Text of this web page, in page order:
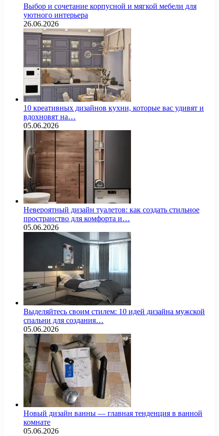
Выбор и сочетание корпусной и мягкой мебели для
уютного интерьера
26.06.2026
10 креативных дизайнов кухни, которые вас удивят и
вдохновят на…
05.06.2026
Невероятный дизайн туалетов: как создать стильное
пространство для комфорта и…
05.06.2026
Выделяйтесь своим стилем: 10 идей дизайна мужской
спальни для создания…
05.06.2026
Новый дизайн ванны — главная тенденция в ванной
комнате
05.06.2026